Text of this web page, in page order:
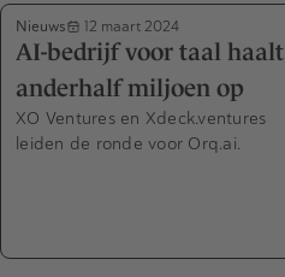
Nieuws 12 maart 2024
AI-bedrijf voor taal haalt
anderhalf miljoen op
XO Ventures en Xdeck.ventures
leiden de ronde voor Orq.ai.